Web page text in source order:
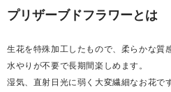
プリザーブドフラワーとは
生花を特殊加工したもので、柔らかな質
水やりが不要で長期間楽しめます。
湿気、直射日光に弱く大変繊細なお花で